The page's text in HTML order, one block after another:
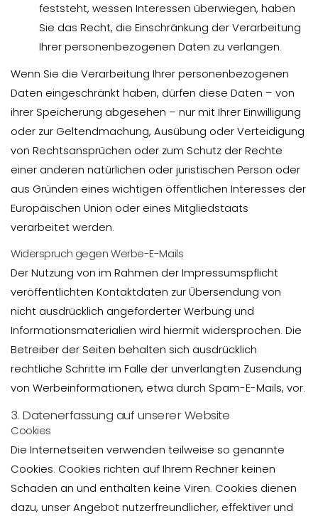
feststeht, wessen Interessen überwiegen, haben
Sie das Recht, die Einschränkung der Verarbeitung
Ihrer personenbezogenen Daten zu verlangen.
Wenn Sie die Verarbeitung Ihrer personenbezogenen
Daten eingeschränkt haben, dürfen diese Daten – von
ihrer Speicherung abgesehen – nur mit Ihrer Einwilligung
oder zur Geltendmachung, Ausübung oder Verteidigung
von Rechtsansprüchen oder zum Schutz der Rechte
einer anderen natürlichen oder juristischen Person oder
aus Gründen eines wichtigen öffentlichen Interesses der
Europäischen Union oder eines Mitgliedstaats
verarbeitet werden.
Widerspruch gegen Werbe-E-Mails
Der Nutzung von im Rahmen der Impressumspflicht
veröffentlichten Kontaktdaten zur Übersendung von
nicht ausdrücklich angeforderter Werbung und
Informationsmaterialien wird hiermit widersprochen. Die
Betreiber der Seiten behalten sich ausdrücklich
rechtliche Schritte im Falle der unverlangten Zusendung
von Werbeinformationen, etwa durch Spam-E-Mails, vor.
3. Datenerfassung auf unserer Website
Cookies
Die Internetseiten verwenden teilweise so genannte
Cookies. Cookies richten auf Ihrem Rechner keinen
Schaden an und enthalten keine Viren. Cookies dienen
dazu, unser Angebot nutzerfreundlicher, effektiver und